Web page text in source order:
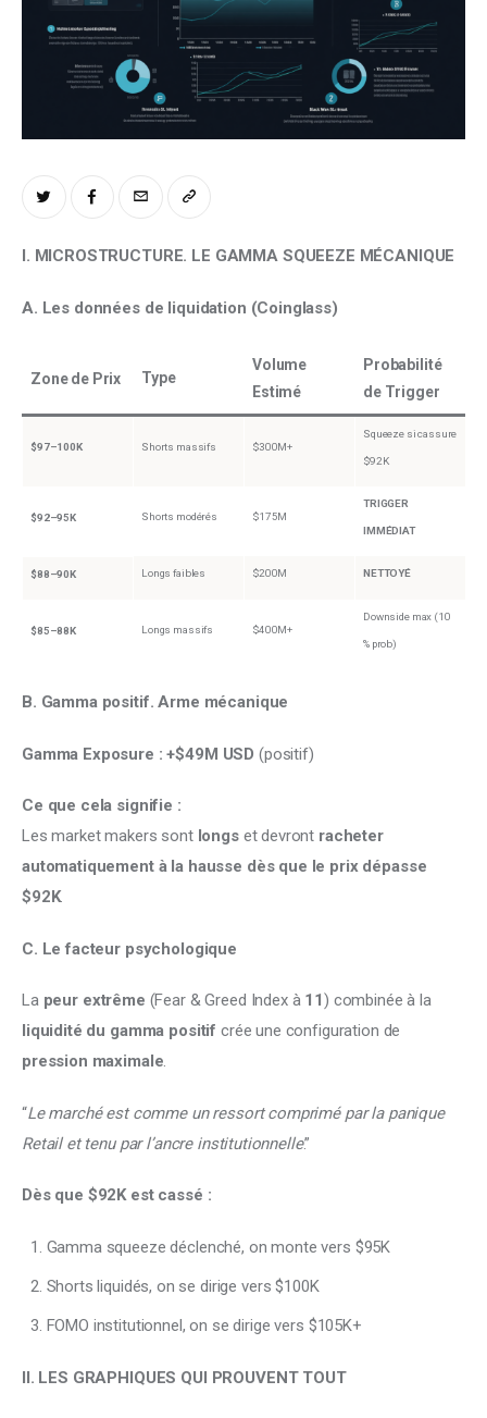
Markets
Tech
Reports
I. MICROSTRUCTURE. LE GAMMA SQUEEZE MÉCANIQUE
A. Les données de liquidation (Coinglass)
Zone de Prix Type
Volume
Estimé
Probabilité
de Trigger
$97–100K Shorts massifs $300M+
Squeeze si cassure
$92K
$92–95K Shorts modérés $175M
TRIGGER
IMMÉDIAT
$88–90K Longs faibles $200M NETTOYÉ
$85–88K Longs massifs $400M+
Downside max (10
% prob)
B. Gamma positif. Arme mécanique
Gamma Exposure : +$49M USD (positif)
Ce que cela signifie :
Les market makers sont longs et devront racheter
automatiquement à la hausse dès que le prix dépasse
$92K.
C. Le facteur psychologique
La peur extrême (Fear & Greed Index à 11) combinée à la
liquidité du gamma positif crée une configuration de
pression maximale.
“Le marché est comme un ressort comprimé par la panique
Retail et tenu par l’ancre institutionnelle.”
Dès que $92K est cassé :
Gamma squeeze déclenché, on monte vers $95K
Shorts liquidés, on se dirige vers $100K
FOMO institutionnel, on se dirige vers $105K+
II. LES GRAPHIQUES QUI PROUVENT TOUT